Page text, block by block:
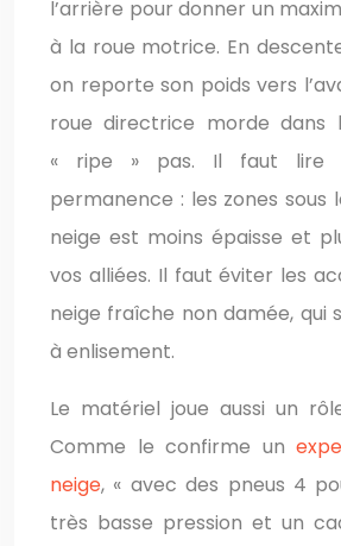
l’arrière pour donner un
à la roue motrice. En
on reporte son poids vers
roue directrice morde dans
« ripe » pas. Il faut lire
permanence : les zones sous
neige est moins épaisse et
vos alliées. Il faut éviter les
neige fraîche non damée, qui
à enlisement.
Le matériel joue aussi un
Comme le confirme un
neige, « avec des pneus 4
très basse pression et un